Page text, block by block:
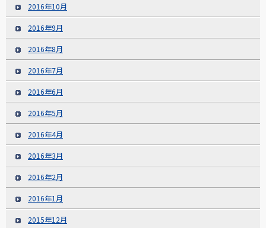
2016年10月
2016年9月
2016年8月
2016年7月
2016年6月
2016年5月
2016年4月
2016年3月
2016年2月
2016年1月
2015年12月